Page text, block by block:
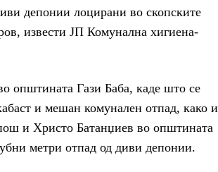
депонии лоцирани во скопските
извести ЈП Комунална хигиена-
општината Гази Баба, каде што се
и мешан комунален отпад, како и
и Христо Батанџиев во општината
метри отпад од диви депонии.